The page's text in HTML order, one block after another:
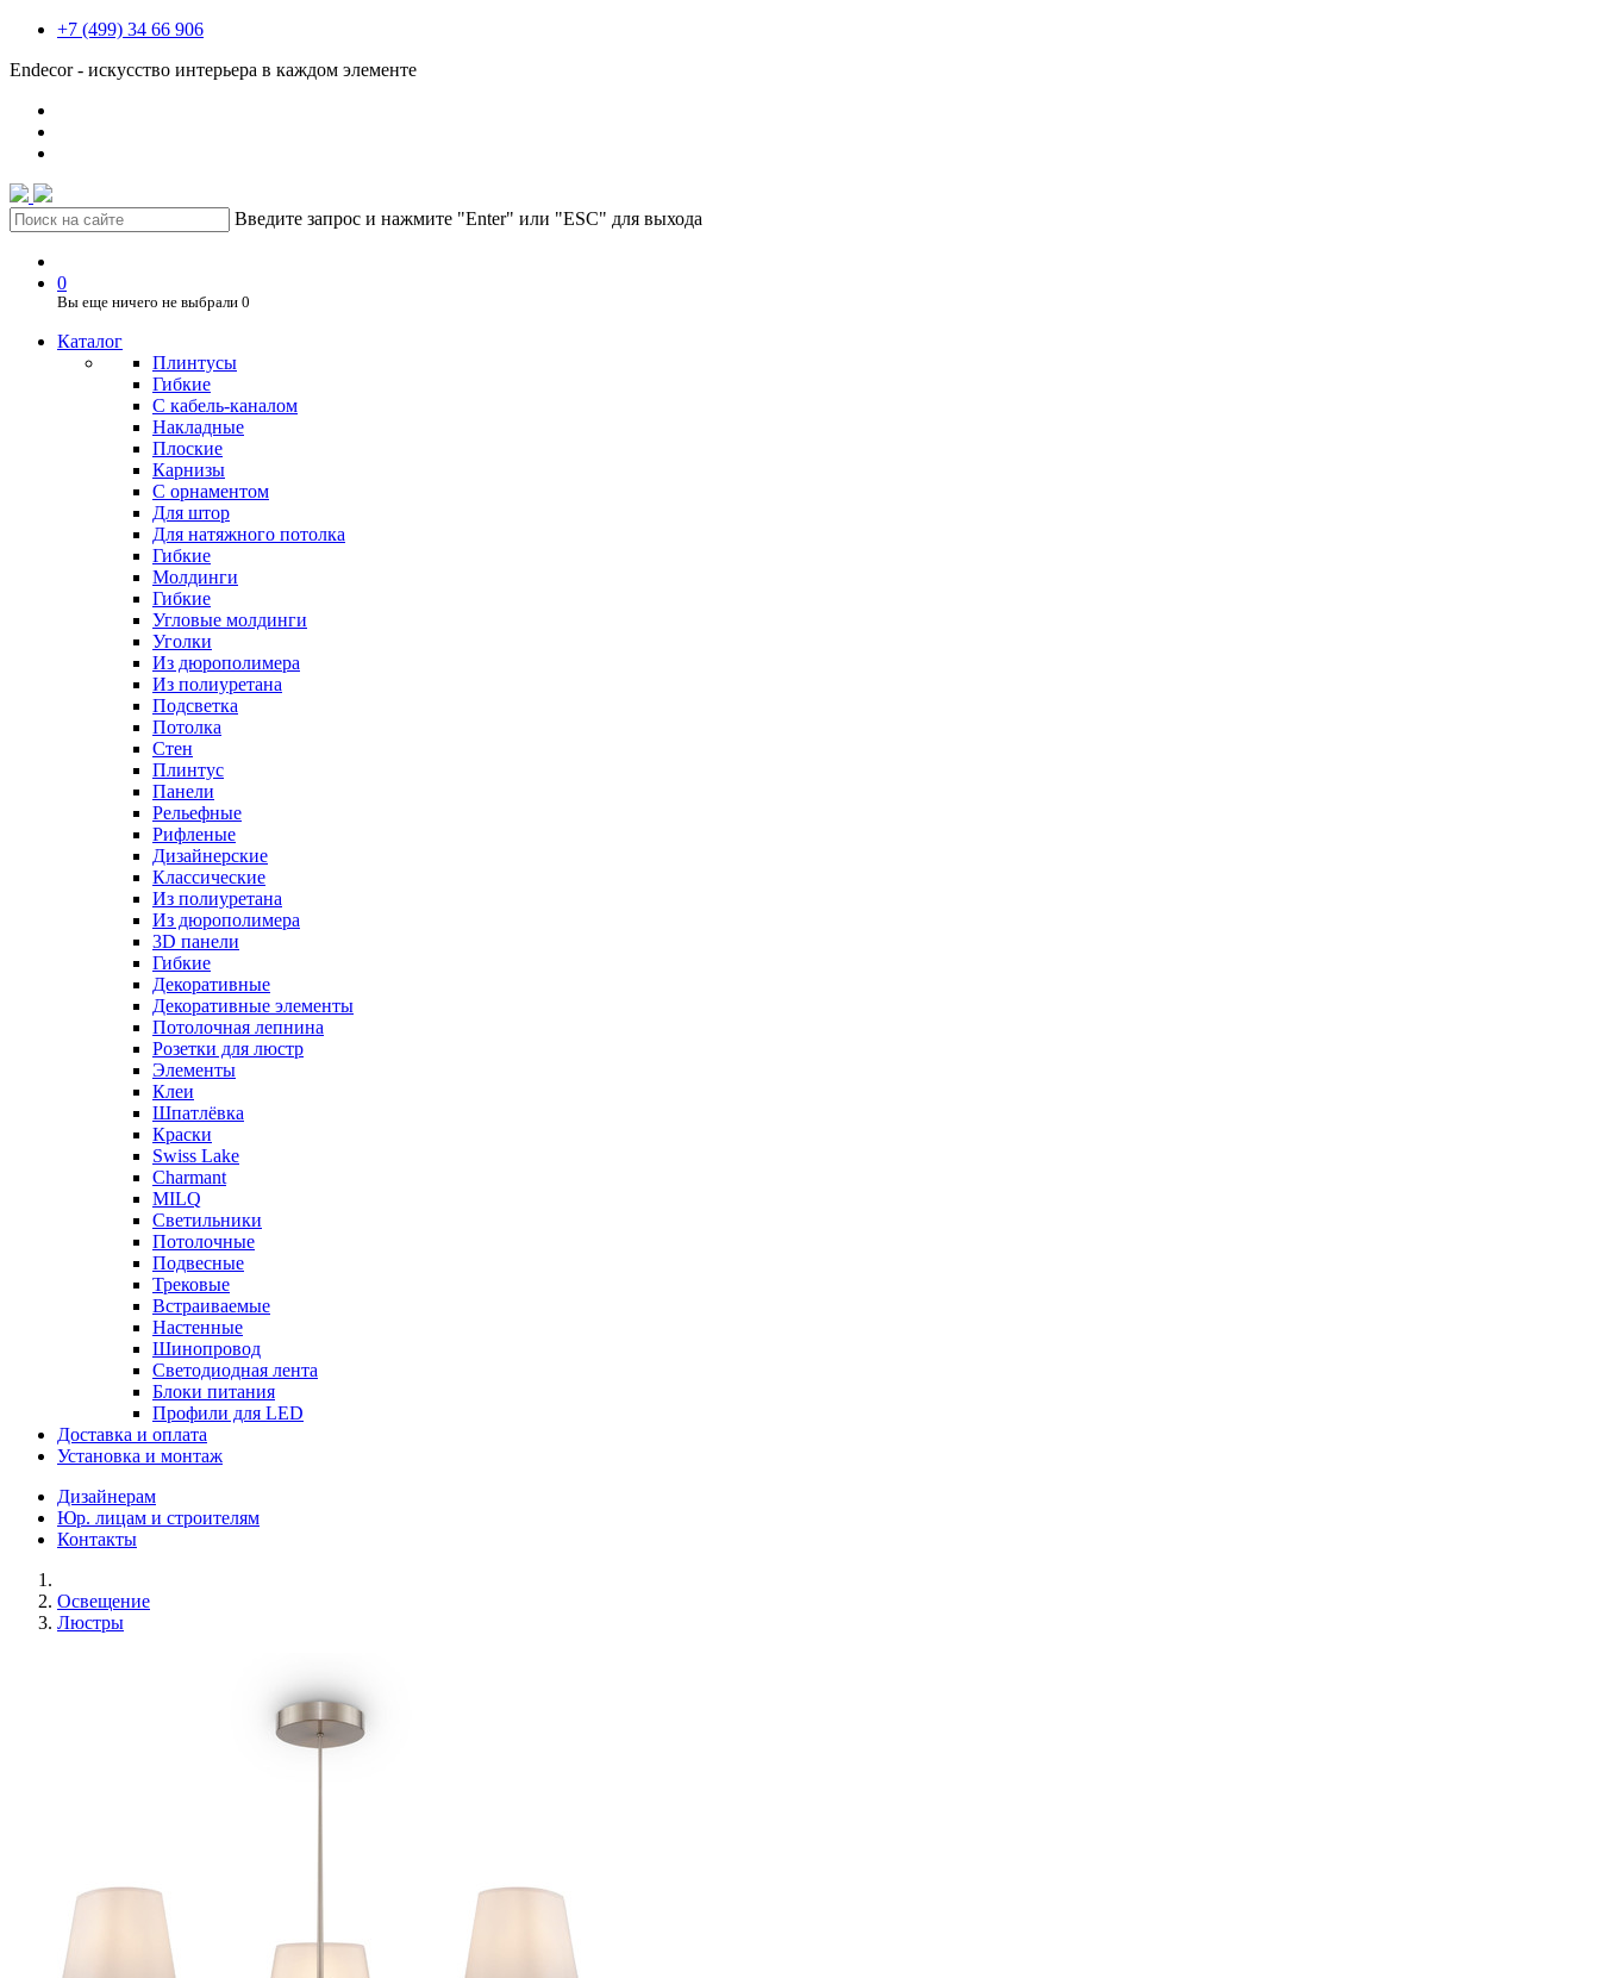
+7 (499) 34 66 906
Endecor - искусство интерьера в каждом элементе
Введите запрос и нажмите "Enter" или "ESC" для выхода
0
Вы еще ничего не выбрали 0
Каталог
Плинтусы
Гибкие
C кабель-каналом
Накладные
Плоские
Карнизы
С орнаментом
Для штор
Для натяжного потолка
Гибкие
Молдинги
Гибкие
Угловые молдинги
Уголки
Из дюрополимера
Из полиуретана
Подсветка
Потолка
Стен
Плинтус
Панели
Рельефные
Рифленые
Дизайнерские
Классические
Из полиуретана
Из дюрополимера
3D панели
Гибкие
Декоративные
Декоративные элементы
Потолочная лепнина
Розетки для люстр
Элементы
Клеи
Шпатлёвка
Краски
Swiss Lake
Charmant
MILQ
Светильники
Потолочные
Подвесные
Трековые
Встраиваемые
Настенные
Шинопровод
Светодиодная лента
Блоки питания
Профили для LED
Доставка и оплата
Установка и монтаж
Дизайнерам
Юр. лицам и строителям
Контакты
Освещение
Люстры